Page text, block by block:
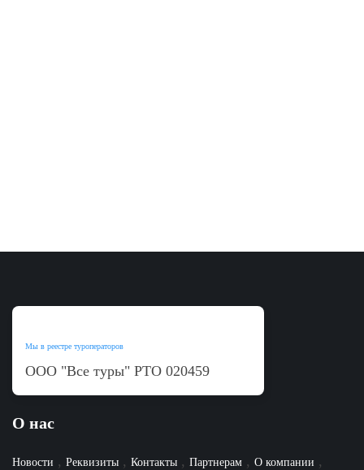
Мы в реестре туроператоров
ООО "Все туры" РТО 020459
О нас
Новости , Реквизиты , Контакты , Партнерам , О компании ,